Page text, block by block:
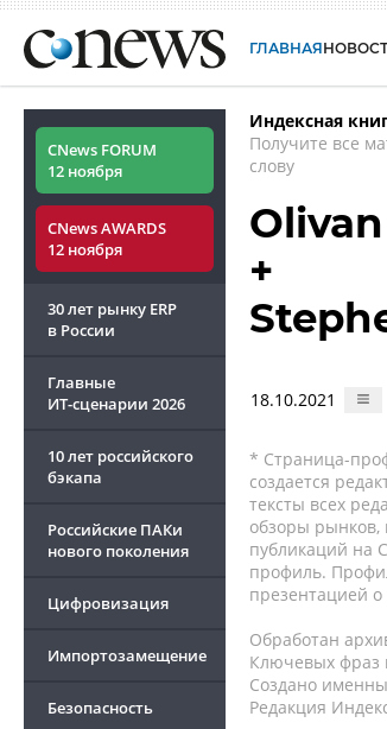
ГЛАВНАЯ
CNews FORUM
12 ноября
CNews AWARDS
12 ноября
30 лет рынку ERP
в России
Главные
ИТ-сценарии 2026
10 лет российского
бэкапа
Российские ПАКи
нового поколения
Цифровизация
Импортозамещение
Безопасность
Индексная
Получите все
слову
+
18.10.2021
* Страница-
создается
тексты всех
обзоры рынков,
публикаций на
профиль.
презентацией о
Обработан
Ключевых фраз
Создано
Редакция